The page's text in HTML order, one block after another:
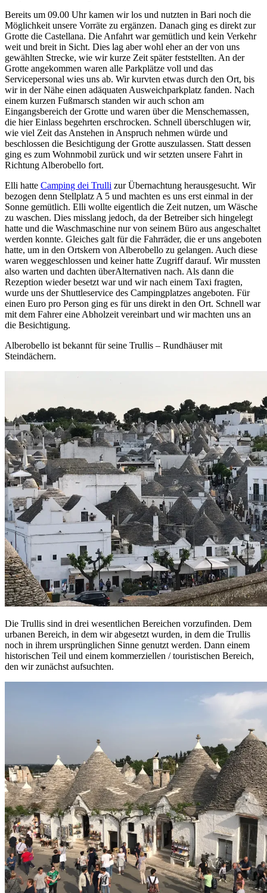
Bereits um 09.00 Uhr kamen wir los und nutzten in Bari noch die
Möglichkeit unsere Vorräte zu ergänzen. Danach ging es direkt zur
Grotte die Castellana. Die Anfahrt war gemütlich und kein Verkehr
weit und breit in Sicht. Dies lag aber wohl eher an der von uns
gewählten Strecke, wie wir kurze Zeit später feststellten. An der
Grotte angekommen waren alle Parkplätze voll und das
Servicepersonal wies uns ab. Wir kurvten etwas durch den Ort, bis
wir in der Nähe einen adäquaten Ausweichparkplatz fanden. Nach
einem kurzen Fußmarsch standen wir auch schon am
Eingangsbereich der Grotte und waren über die Menschemassen,
die hier Einlass begehrten erschrocken. Schnell überschlugen wir,
wie viel Zeit das Anstehen in Anspruch nehmen würde und
beschlossen die Besichtigung der Grotte auszulassen. Statt dessen
ging es zum Wohnmobil zurück und wir setzten unsere Fahrt in
Richtung Alberobello fort.
Elli hatte Camping dei Trulli zur Übernachtung herausgesucht. Wir
bezogen denn Stellplatz A 5 und machten es uns erst einmal in der
Sonne gemütlich. Elli wollte eigentlich die Zeit nutzen, um Wäsche
zu waschen. Dies misslang jedoch, da der Betreiber sich hingelegt
hatte und die Waschmaschine nur von seinem Büro aus angeschaltet
werden konnte. Gleiches galt für die Fahrräder, die er uns angeboten
hatte, um in den Ortskern von Alberobello zu gelangen. Auch diese
waren weggeschlossen und keiner hatte Zugriff darauf. Wir mussten
also warten und dachten überAlternativen nach. Als dann die
Rezeption wieder besetzt war und wir nach einem Taxi fragten,
wurde uns der Shuttleservice des Campingplatzes angeboten. Für
einen Euro pro Person ging es für uns direkt in den Ort. Schnell war
mit dem Fahrer eine Abholzeit vereinbart und wir machten uns an
die Besichtigung.
Alberobello ist bekannt für seine Trullis – Rundhäuser mit
Steindächern.
Die Trullis sind in drei wesentlichen Bereichen vorzufinden. Dem
urbanen Bereich, in dem wir abgesetzt wurden, in dem die Trullis
noch in ihrem ursprünglichen Sinne genutzt werden. Dann einem
historischen Teil und einem kommerziellen / touristischen Bereich,
den wir zunächst aufsuchten.